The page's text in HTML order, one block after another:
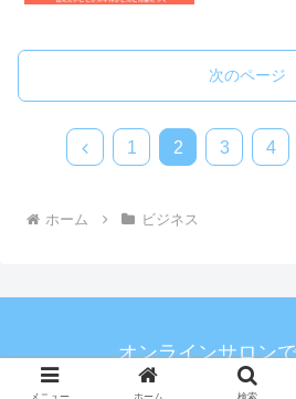
次のページ
1 2 3 4
ホーム ビジネス
オンラインサロン
メニュー ホーム 検索